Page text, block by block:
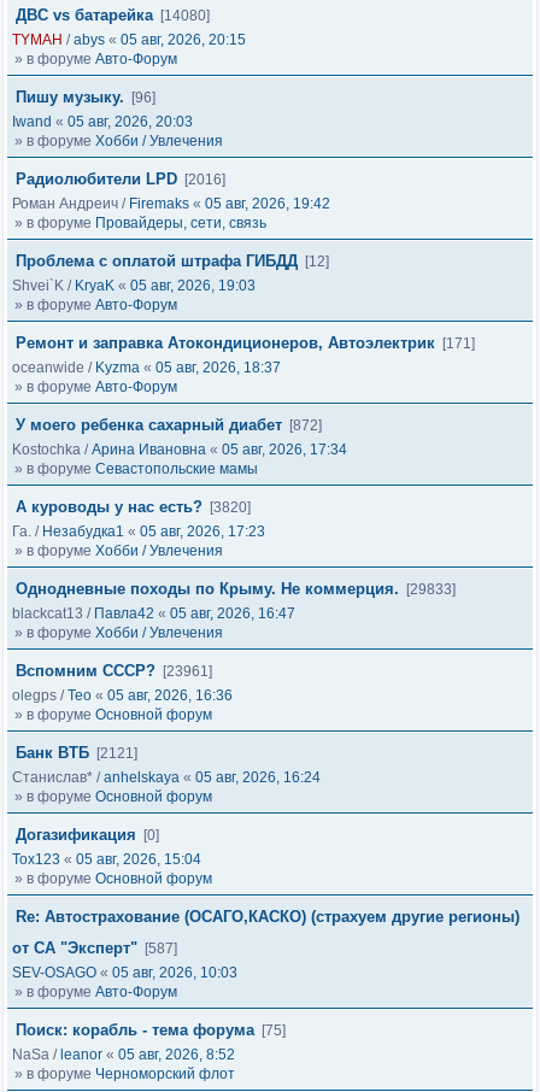
ДВС vs батарейка [14080]
TYMAH /abys « 05 авг, 2026, 20:15
» в форуме Авто-Форум
Пишу музыку.
[96]
Iwand « 05 авг, 2026, 20:03
» в форуме Хобби / Увлечения
Радиолюбители LPD [2016]
Роман Андреич / Firemaks « 05 авг, 2026, 19:42
» в форуме Провайдеры, сети, связь
Проблема с оплатой штрафа ГИБДД [12]
Shvei`K / KryaK « 05 авг, 2026, 19:03
» в форуме Авто-Форум
Ремонт и заправка Атокондиционеров, Автоэлектрик [171]
oceanwide / Kyzma « 05 авг, 2026, 18:37
» в форуме Авто-Форум
У моего ребенка сахарный диабет [872]
Kostochka /Арина Ивановна « 05 авг, 2026, 17:34
» в форуме Севастопольские мамы
А куроводы у нас есть? [3820]
Га. / Незабудка1 « 05 авг, 2026, 17:23
» в форуме Хобби / Увлечения
Однодневные походы по Крыму. Не коммерция.
[29833]
blackcat13 / Павла42 « 05 авг, 2026, 16:47
» в форуме Хобби / Увлечения
Вспомним СССР? [23961]
olegps /Тео « 05 авг, 2026, 16:36
» в форуме Основной форум
Банк ВТБ [2121]
Станислав* /anhelskaya « 05 авг, 2026, 16:24
» в форуме Основной форум
Догазификация
[0]
Tox123 « 05 авг, 2026, 15:04
» в форуме Основной форум
Re: Автострахование (ОСАГО,КАСКО) (страхуем другие регионы)
от СА "Эксперт" [587]
SEV-OSAGO « 05 авг, 2026, 10:03
» в форуме Авто-Форум
Поиск: корабль - тема форума [75]
NaSa / leanor « 05 авг, 2026, 8:52
» в форуме Черноморский флот